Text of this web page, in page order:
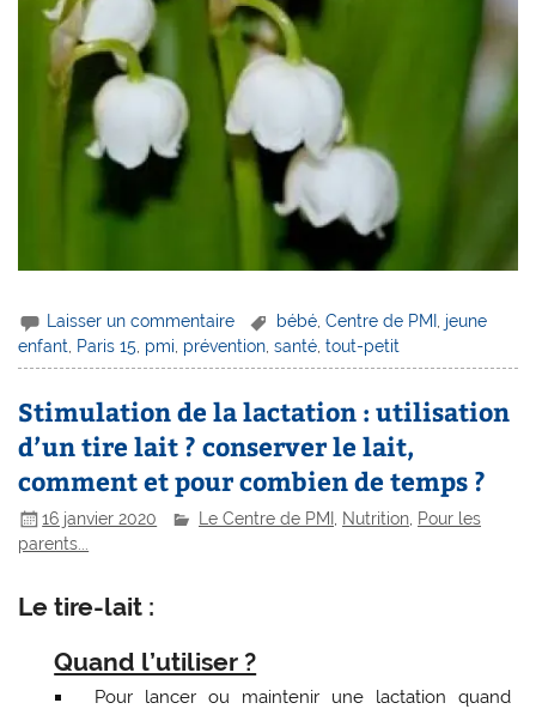
Laisser un commentaire bébé ,Centre de PMI
jeune
enfant
Paris 15 pmi prévention ,santé ,tout-petit
Stimulation de la lactation : utilisation
d’un tire lait ? conserver le lait,
comment et pour combien de temps ?
16 janvier 2020 Le Centre de PMI Nutrition Pour les
parents...
Le tire-lait :
Quand l’utiliser ?
Pour lancer ou maintenir une lactation quand